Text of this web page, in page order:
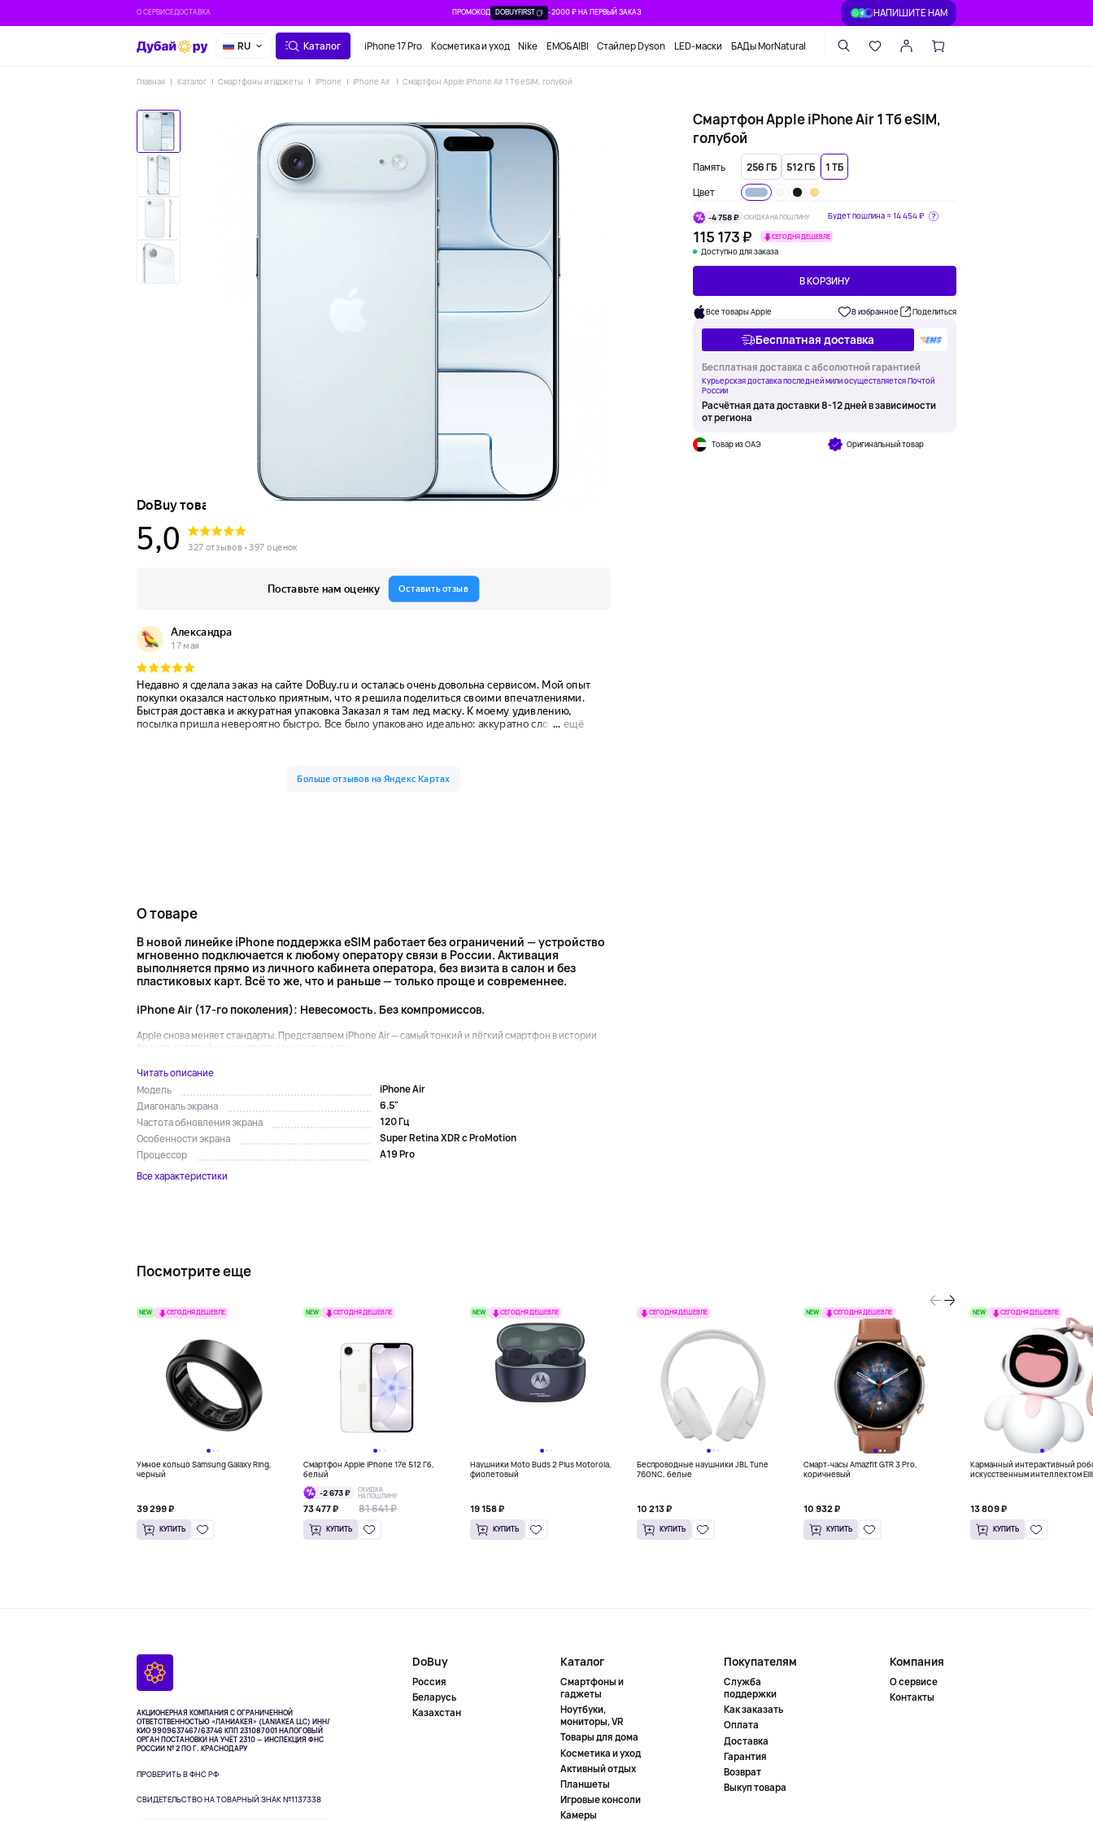
О СЕРВИСЕДОСТАВКА ПРОМОКОД DOBUYFIRST -2000 ₽ НА ПЕРВЫЙ ЗАКАЗ НАПИШИТЕ НАМ
RU Каталог iPhone 17 Pro Косметика и уход Nike EMO&AIBI Стайлер Dyson LED-маски БАДы MorNatural
Главная Каталог Смартфоны и гаджеты iPhone iPhone Air Смартфон Apple iPhone Air 1 Тб eSIM, голубой
Смартфон Apple iPhone Air 1 Тб eSIM,
голубой
Память 256 ГБ 512 ГБ 1 ТБ
Цвет
-4 758 ₽ СКИДКА НА ПОШЛИНУ Будет пошлина ≈ 14 454 ₽
115 173 ₽ СЕГОДНЯ ДЕШЕВЛЕ
Доступно для заказа
В КОРЗИНУ
Все товары Apple В избранное Поделиться
Бесплатная доставка
Бесплатная доставка с абсолютной гарантией
Курьерская доставка последней мили осуществляется Почтой
России
Расчётная дата доставки 8-12 дней в зависимости
от региона
Товар из ОАЭ Оригинальный товар
О товаре
В новой линейке iPhone поддержка eSIM работает без ограничений — устройство
мгновенно подключается к любому оператору связи в России. Активация
выполняется прямо из личного кабинета оператора, без визита в салон и без
пластиковых карт. Всё то же, что и раньше — только проще и современнее.
iPhone Air (17-го поколения): Невесомость. Без компромиссов.
Apple снова меняет стандарты. Представляем iPhone Air — самый тонкий и лёгкий смартфон в истории
бренда, который не жертвует мощностью ради...
Читать описание
Модель
iPhone Air
Диагональ экрана
6.5"
Частота обновления экрана
120 Гц
Особенности экрана
Super Retina XDR с ProMotion
Процессор
A19 Pro
Все характеристики
Посмотрите еще
NEW СЕГОДНЯ ДЕШЕВЛЕ
Умное кольцо Samsung Galaxy Ring,
черный
39 299 ₽
КУПИТЬ
NEW СЕГОДНЯ ДЕШЕВЛЕ
Смартфон Apple iPhone 17e 512 Гб,
белый
-2 673 ₽
СКИДКА
НА ПОШЛИНУ
73 477 ₽ 81 641 ₽
КУПИТЬ
NEW СЕГОДНЯ ДЕШЕВЛЕ
Наушники Moto Buds 2 Plus Motorola,
фиолетовый
19 158 ₽
КУПИТЬ
СЕГОДНЯ ДЕШЕВЛЕ
Беспроводные наушники JBL Tune
760NC, белые
10 213 ₽
КУПИТЬ
NEW СЕГОДНЯ ДЕШЕВЛЕ
Смарт-часы Amazfit GTR 3 Pro,
коричневый
10 932 ₽
КУПИТЬ
NEW СЕГОДНЯ ДЕШЕВЛЕ
Карманный интерактивный
искусственным интеллектом
13 809 ₽
КУПИТЬ
АКЦИОНЕРНАЯ КОМПАНИЯ С ОГРАНИЧЕННОЙ
ОТВЕТСТВЕННОСТЬЮ «ЛАНИАКЕЯ» (LANIAKEA LLC) ИНН/
КИО 9909637467/63746 КПП 231087001НАЛОГОВЫЙ
ОРГАН ПОСТАНОВКИ НА УЧЁТ 2310 — ИНСПЕКЦИЯ ФНС
РОССИИ № 2 ПО Г. КРАСНОДАРУ
ПРОВЕРИТЬ В ФНС РФ
СВИДЕТЕЛЬСТВО НА ТОВАРНЫЙ ЗНАК №1137338
DoBuy
Россия
Беларусь
Казахстан
Каталог
Смартфоны и
гаджеты
Ноутбуки,
мониторы, VR
Товары для дома
Косметика и уход
Активный отдых
Планшеты
Игровые консоли
Камеры
Покупателям
Служба
поддержки
Как заказать
Оплата
Доставка
Гарантия
Возврат
Выкуп товара
Компания
О сервисе
Контакты